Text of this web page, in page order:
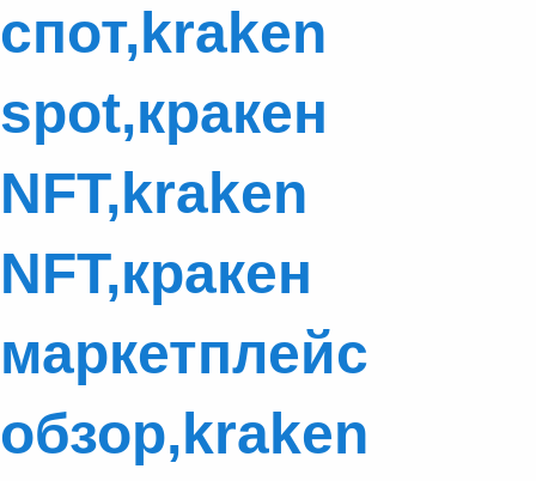
спот,kraken
spot,кракен
NFT,kraken
NFT,кракен
маркетплейс
обзор,kraken